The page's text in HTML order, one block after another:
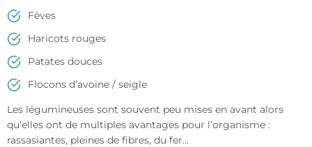
Fèves
Haricots rouges
Patates douces
Flocons d’avoine / seigle
Les légumineuses sont souvent peu mises en avant alors
qu’elles ont de multiples avantages pour l’organisme :
rassasiantes, pleines de fibres, du fer…